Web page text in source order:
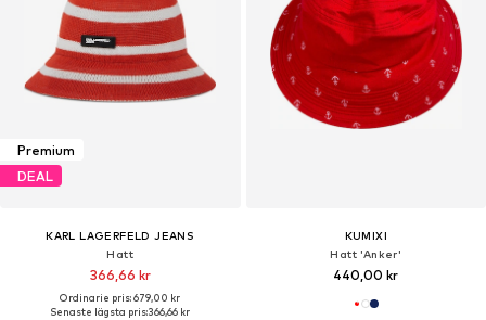
Premium
DEAL
KARL LAGERFELD JEANS
Hatt
366,66 kr
Ordinarie pris: 679,00 kr
Senaste lägsta pris:366,66 kr
KUMIXI
Hatt 'Anker'
440,00 kr